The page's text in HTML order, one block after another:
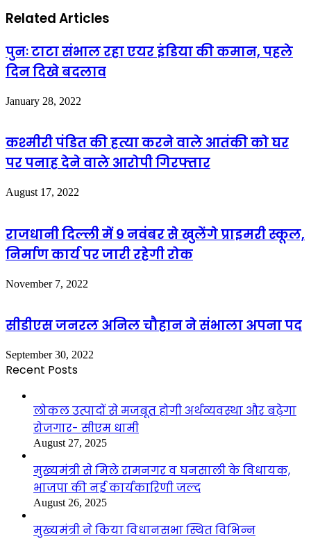
Related Articles
पुनः टाटा संभाल रहा एयर इंडिया की कमान, पहले
दिन दिखे बदलाव
January 28, 2022
कश्मीरी पंडित की हत्या करने वाले आतंकी को घर
पर पनाह देने वाले आरोपी गिरफ्तार
August 17, 2022
राजधानी दिल्ली में 9 नवंबर से खुलेंगे प्राइमरी स्कूल,
निर्माण कार्य पर जारी रहेगी रोक
November 7, 2022
सीडीएस जनरल अनिल चौहान ने संभाला अपना पद
September 30, 2022
Recent Posts
लोकल उत्पादों से मजबूत होगी अर्थव्यवस्था और बढ़ेगा
रोजगार- सीएम धामी
August 27, 2025
मुख्यमंत्री से मिले रामनगर व घनसाली के विधायक,
भाजपा की नई कार्यकारिणी जल्द
August 26, 2025
मुख्यमंत्री ने किया विधानसभा स्थित विभिन्न